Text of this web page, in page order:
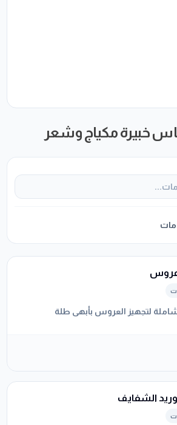
خبيرة مكياج وشعر
عروس
لتجهيز العروس بأبهى طلة
الشفايف